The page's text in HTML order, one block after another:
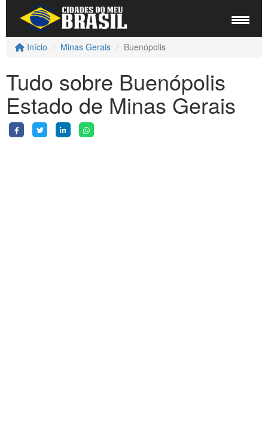
Início Minas Gerais Buenópolis
Tudo sobre Buenópolis
Estado de Minas Gerais